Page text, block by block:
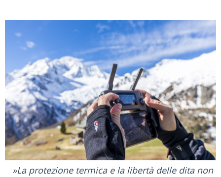
La protezione termica e la libertà delle dita non